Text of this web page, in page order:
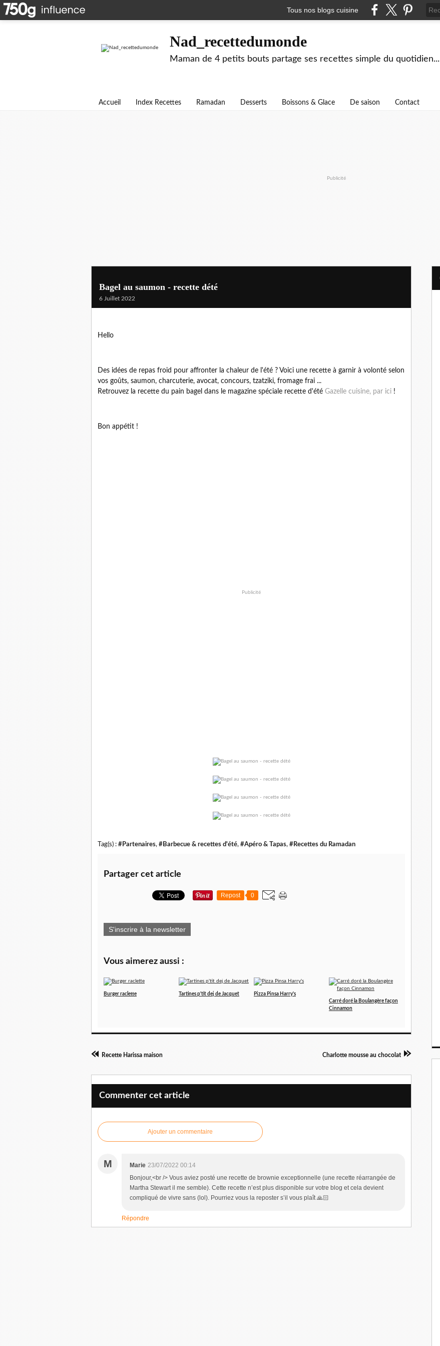
Tous nos blogs cuisine
Nad_recettedumonde
Maman de 4 petits bouts partage ses recettes simple du quotidien...
Accueil Index Recettes Ramadan Desserts Boissons & Glace De saison Contact
Publicité
Bagel au saumon - recette dété
6 Juillet 2022
Hello
Des idées de repas froid pour affronter la chaleur de l'été ? Voici une recette à garnir à volonté selon
vos goûts, saumon, charcuterie, avocat, concours, tzatziki, fromage frai ...
Retrouvez la recette du pain bagel dans le magazine spéciale recette d'été Gazelle cuisine, par ici !
Bon appétit !
Publicité
Tag(s) : #Partenaires, #Barbecue & recettes d'été, #Apéro & Tapas, #Recettes du Ramadan
Partager cet article
Repost 0
S'inscrire à la newsletter
Vous aimerez aussi :
Burger raclette Tartines p'tit dej de Jacquet
Pizza Pinsa Harry's
Carré doré la Boulangère façon
Cinnamon
Recette Harissa maison Charlotte mousse au chocolat
Commenter cet article
Ajouter un commentaire
M Marie 23/07/2022 00:14
Bonjour,<br /> Vous aviez posté une recette de brownie exceptionnelle (une recette réarrangée de
Martha Stewart il me semble). Cette recette n’est plus disponible sur votre blog et cela devient
compliqué de vivre sans (lol). Pourriez vous la reposter s’il vous plaît 🙏🏻
Répondre